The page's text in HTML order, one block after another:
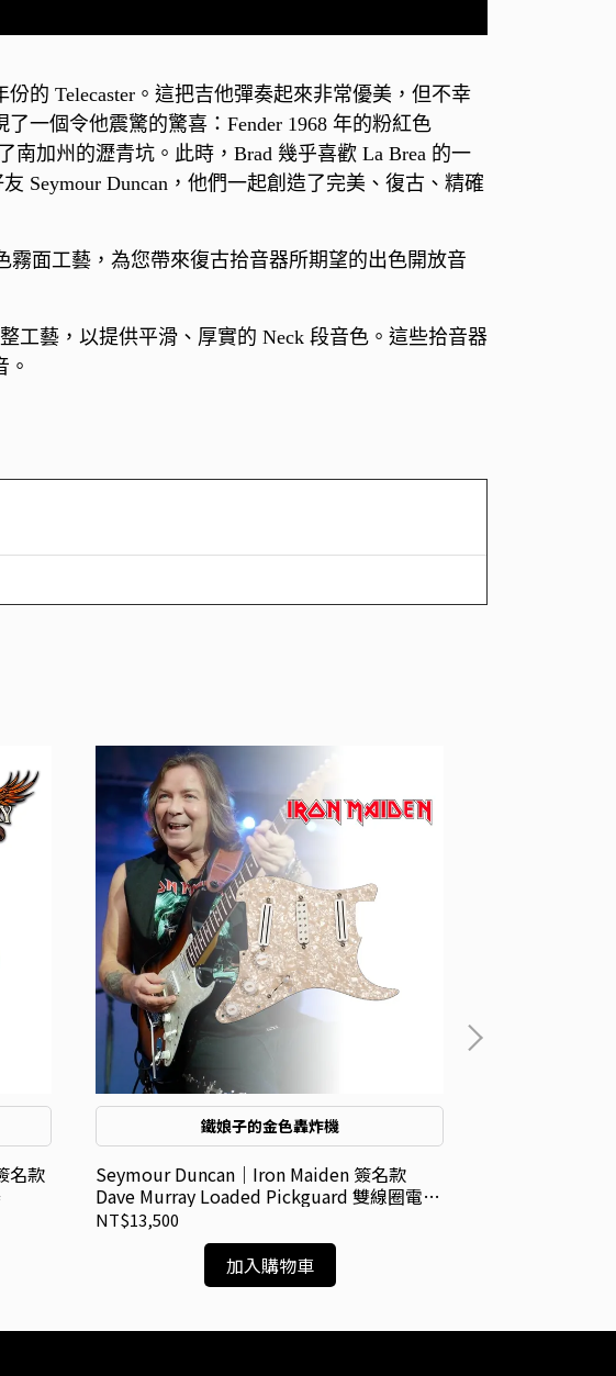
的 Telecaster。這把吉他彈奏起來非常優美，但不幸
一個令他震驚的驚喜：Fender 1968 年的粉紅色
南加州的瀝青坑。此時，Brad 幾乎喜歡 La Brea 的一
Seymour Duncan，他們一起創造了完美、復古、精確
面工藝，為您帶來復古拾音器所期望的出色開放音
工藝，以提供平滑、厚實的 Neck 段音色。這些拾音器
名款
鐵娘子的金色轟炸機
Seymour Duncan｜Iron Maiden 簽名款
Dave Murray Loaded Pickguard 雙線圈電吉
他拾音器
NT$13,500
加入購物車